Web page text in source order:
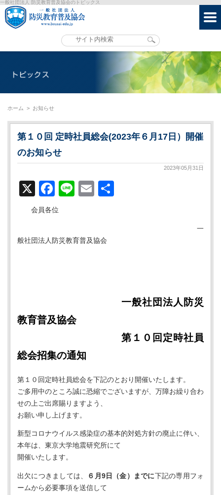
一般社団法人 防災教育普及協会のトピックス
ホーム > お知らせ
第１０回 定時社員総会(2023年６月17日）開催
のお知らせ
2023年05月31日
X Facebook
LineEmail
会員各位
一
般社団法人防災教育普及協会
一般社団法人防災
教育普及協会
第１０回定時社員
総会招集の通知
第１０回定時社員総会を下記のとおり開催いたします。
ご多用中のところ誠に恐縮でございますが、万障お繰り合わ
せの上ご出席賜りますよう、
お願い申し上げます。
新型コロナウイルス感染症の基本的対処方針の廃止に伴い、
本年は、東京大学地震研究所にて
開催いたします。
出欠につきましては、 ６月9日（金）までに下記の専用フォ
ームから必要事項を送信して